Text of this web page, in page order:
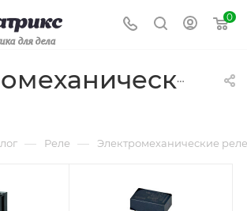
для дела
0
— Реле — Электромеханические реле